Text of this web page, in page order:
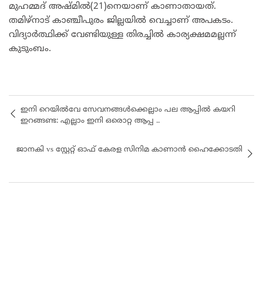
മുഹമ്മദ് അഷ്മില്‍(21)നെയാണ് കാണാതായത്.
തമിഴ്‌നാട് കാഞ്ചീപുരം ജില്ലയില്‍ വെച്ചാണ് അപകടം.
വിദ്യാര്‍ത്ഥിക്ക് വേണ്ടിയുള്ള തിരച്ചില്‍ കാര്യക്ഷമമല്ലന്ന്
കുടുംബം.
ഇനി റെയിൽവേ സേവനങ്ങൾക്കെല്ലാം പല ആപ്പിൽ കയറി
ഇറങ്ങണ്ട: എല്ലാം ഇനി ഒരൊറ്റ ആപ്പ ..
ജാനകി vs സ്റ്റേറ്റ് ഓഫ് കേരള സിനിമ കാണാൻ ഹൈക്കോടതി